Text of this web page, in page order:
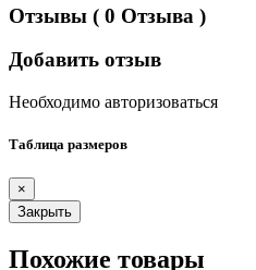
Отзывы ( 0 Отзыва )
Добавить отзыв
Необходимо авторизоваться
Таблица размеров
×
Закрыть
Похожие товары